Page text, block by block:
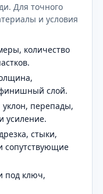
Для точного
и условия
количество
слой.
уклон, перепады,
усиление.
стыки,
сопутствующие
под ключ,